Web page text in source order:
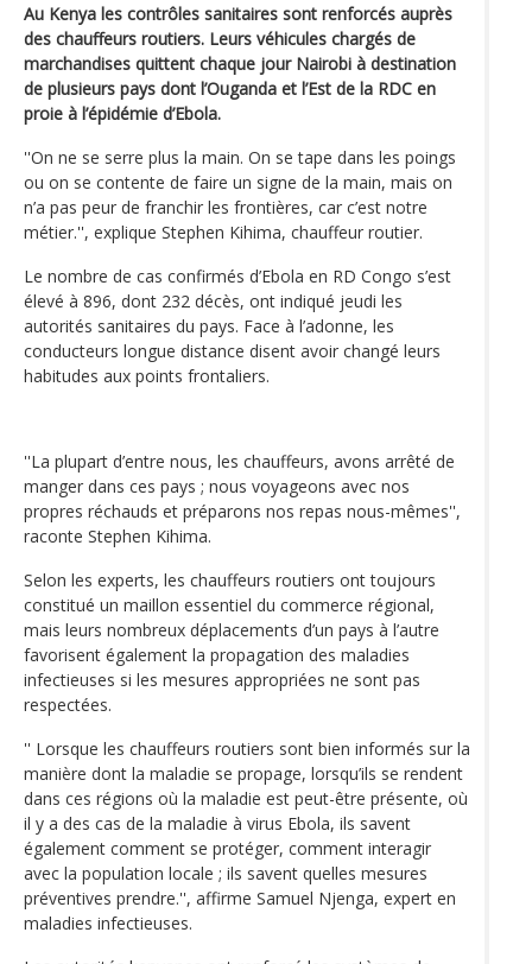
Au Kenya les contrôles sanitaires sont renforcés auprès
des chauffeurs routiers. Leurs véhicules chargés de
marchandises quittent chaque jour Nairobi à destination
de plusieurs pays dont l’Ouganda et l’Est de la RDC en
proie à l’épidémie d’Ebola.
''On ne se serre plus la main. On se tape dans les poings
ou on se contente de faire un signe de la main, mais on
n’a pas peur de franchir les frontières, car c’est notre
métier.'', explique Stephen Kihima, chauffeur routier.
Le nombre de cas confirmés d’Ebola en RD Congo s’est
élevé à 896, dont 232 décès, ont indiqué jeudi les
autorités sanitaires du pays. Face à l’adonne, les
conducteurs longue distance disent avoir changé leurs
habitudes aux points frontaliers.
''La plupart d’entre nous, les chauffeurs, avons arrêté de
manger dans ces pays ; nous voyageons avec nos
propres réchauds et préparons nos repas nous-mêmes'',
raconte Stephen Kihima.
Selon les experts, les chauffeurs routiers ont toujours
constitué un maillon essentiel du commerce régional,
mais leurs nombreux déplacements d’un pays à l’autre
favorisent également la propagation des maladies
infectieuses si les mesures appropriées ne sont pas
respectées.
'' Lorsque les chauffeurs routiers sont bien informés sur la
manière dont la maladie se propage, lorsqu’ils se rendent
dans ces régions où la maladie est peut-être présente, où
il y a des cas de la maladie à virus Ebola, ils savent
également comment se protéger, comment interagir
avec la population locale ; ils savent quelles mesures
préventives prendre.'', affirme Samuel Njenga, expert en
maladies infectieuses.